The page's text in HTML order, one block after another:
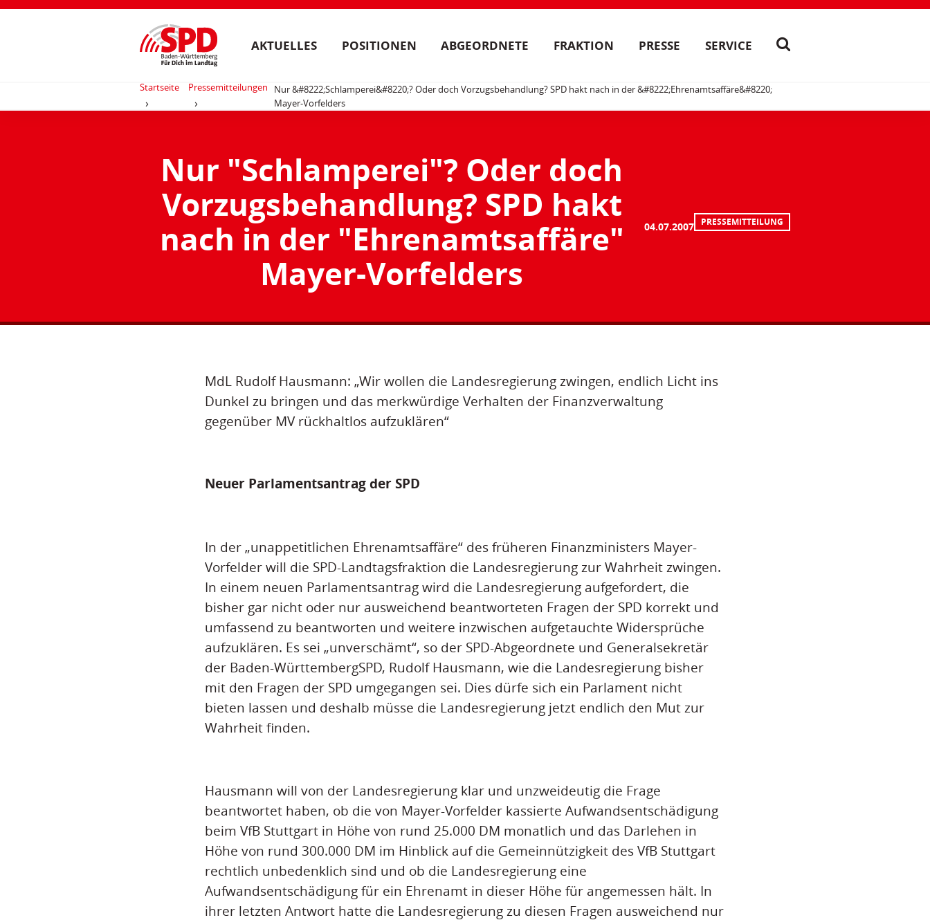
AKTUELLES POSITIONEN ABGEORDNETE FRAKTION PRESSE SERVICE
Startseite Pressemitteilungen
Nur &#8222;Schlamperei&#8220;? Oder doch Vorzugsbehandlung? SPD hakt nach in der &#8222;Ehrenamtsaffäre&#8220;
Mayer-Vorfelders
Nur "Schlamperei"? Oder doch
Vorzugsbehandlung? SPD hakt
nach in der "Ehrenamtsaffäre"
Mayer-Vorfelders
04.07.2007 PRESSEMITTEILUNG
MdL Rudolf Hausmann: „Wir wollen die Landesregierung zwingen, endlich Licht ins
Dunkel zu bringen und das merkwürdige Verhalten der Finanzverwaltung
gegenüber MV rückhaltlos aufzuklären“
Neuer Parlamentsantrag der SPD
In der „unappetitlichen Ehrenamtsaffäre“ des früheren Finanzministers Mayer-
Vorfelder will die SPD-Landtagsfraktion die Landesregierung zur Wahrheit zwingen.
In einem neuen Parlamentsantrag wird die Landesregierung aufgefordert, die
bisher gar nicht oder nur ausweichend beantworteten Fragen der SPD korrekt und
umfassend zu beantworten und weitere inzwischen aufgetauchte Widersprüche
aufzuklären. Es sei „unverschämt“, so der SPD-Abgeordnete und Generalsekretär
der Baden-WürttembergSPD, Rudolf Hausmann, wie die Landesregierung bisher
mit den Fragen der SPD umgegangen sei. Dies dürfe sich ein Parlament nicht
bieten lassen und deshalb müsse die Landesregierung jetzt endlich den Mut zur
Wahrheit finden.
Hausmann will von der Landesregierung klar und unzweideutig die Frage
beantwortet haben, ob die von Mayer-Vorfelder kassierte Aufwandsentschädigung
beim VfB Stuttgart in Höhe von rund 25.000 DM monatlich und das Darlehen in
Höhe von rund 300.000 DM im Hinblick auf die Gemeinnützigkeit des VfB Stuttgart
rechtlich unbedenklich sind und ob die Landesregierung eine
Aufwandsentschädigung für ein Ehrenamt in dieser Höhe für angemessen hält. In
ihrer letzten Antwort hatte die Landesregierung zu diesen Fragen ausweichend nur